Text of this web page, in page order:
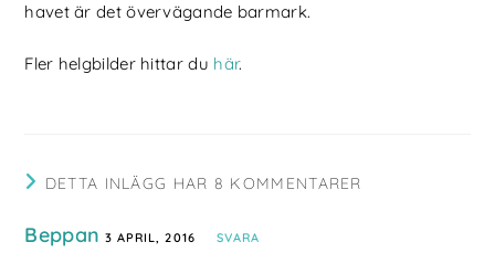
havet är det övervägande barmark.
Fler helgbilder hittar du här.
DETTA INLÄGG HAR 8 KOMMENTARER
Beppan 3 APRIL, 2016 SVARA